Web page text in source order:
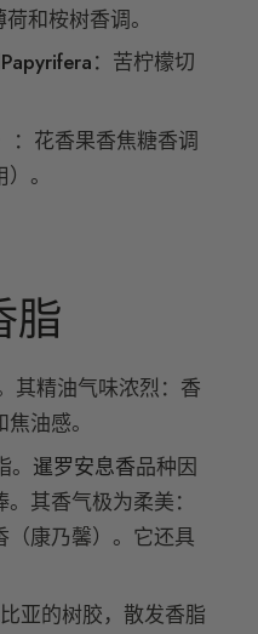
荷和桉树香调。
Papyrifera：苦柠檬切
：花香果香焦糖香调
。
脂
其精油气味浓烈：香
油感。
暹罗安息香品种因
其香气极为柔美：
（康乃馨）。它还具
亚的树胶，散发香脂